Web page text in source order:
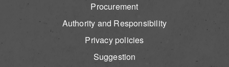
Procurement
Authority and Responsibility
Privacy policies
Suggestion